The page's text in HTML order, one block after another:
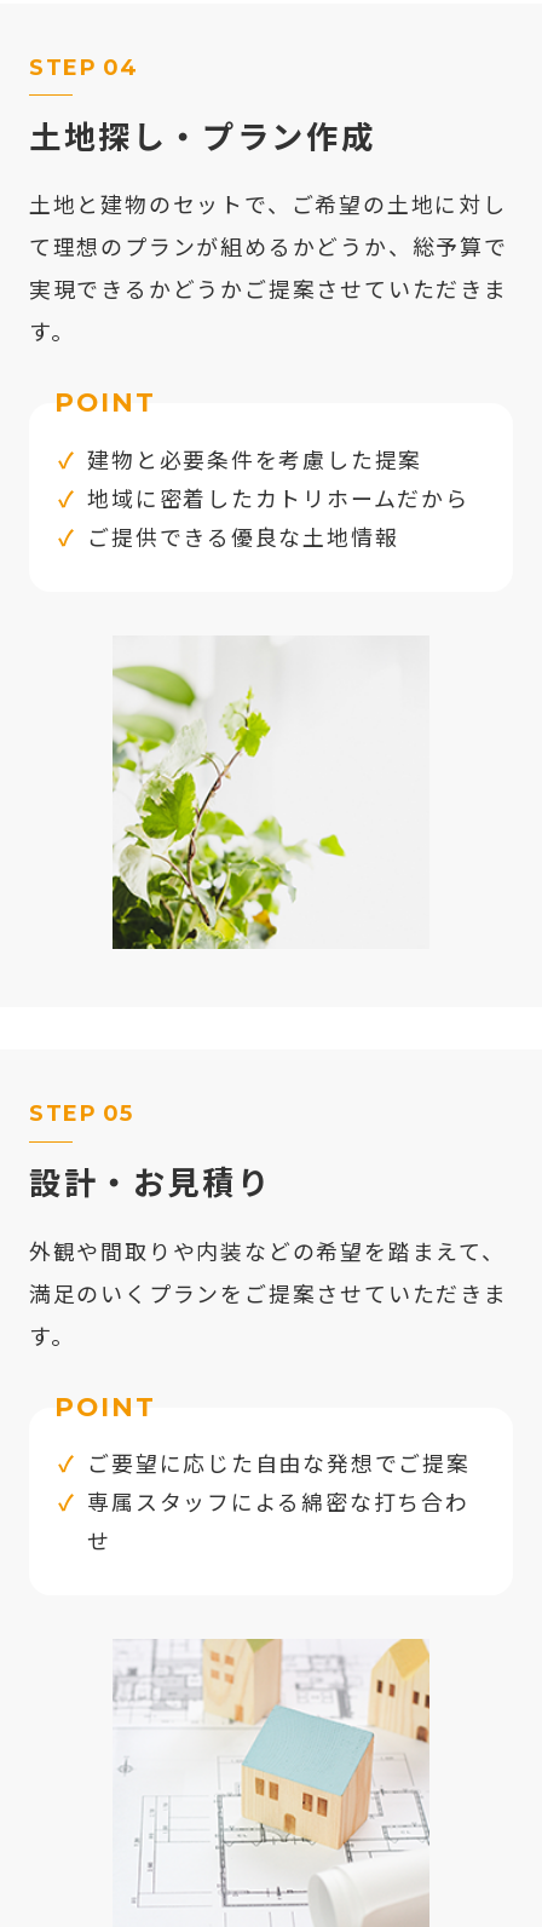
STEP 04
土地探し・プラン作成
土地と建物のセットで、ご希望の土地に対し
て理想のプランが組めるかどうか、総予算で
実現できるかどうかご提案させていただきま
す。
POINT
建物と必要条件を考慮した提案
地域に密着したカトリホームだから
ご提供できる優良な土地情報
STEP 05
設計・お見積り
外観や間取りや内装などの希望を踏まえて、
満足のいくプランをご提案させていただきま
す。
POINT
ご要望に応じた自由な発想でご提案
専属スタッフによる綿密な打ち合わ
せ